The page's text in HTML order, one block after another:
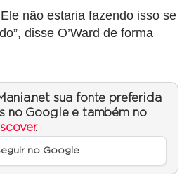
não estaria fazendo isso se
disse O’Ward de forma
sua fonte preferida
no Google e também no
.
no Google